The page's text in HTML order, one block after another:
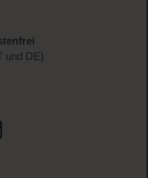
und DE)